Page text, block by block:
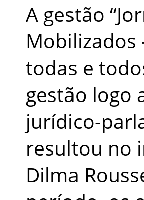
A gestão
Mobilizados
todas e
gestão logo
jurídico-
resultou no
Dilma